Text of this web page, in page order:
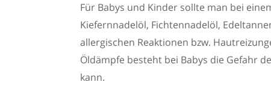
Für Babys und Kinder sollte man bei
Kiefernnadelöl, Fichtennadelöl,
allergischen Reaktionen bzw.
Öldämpfe besteht bei Babys die Gefahr
kann.